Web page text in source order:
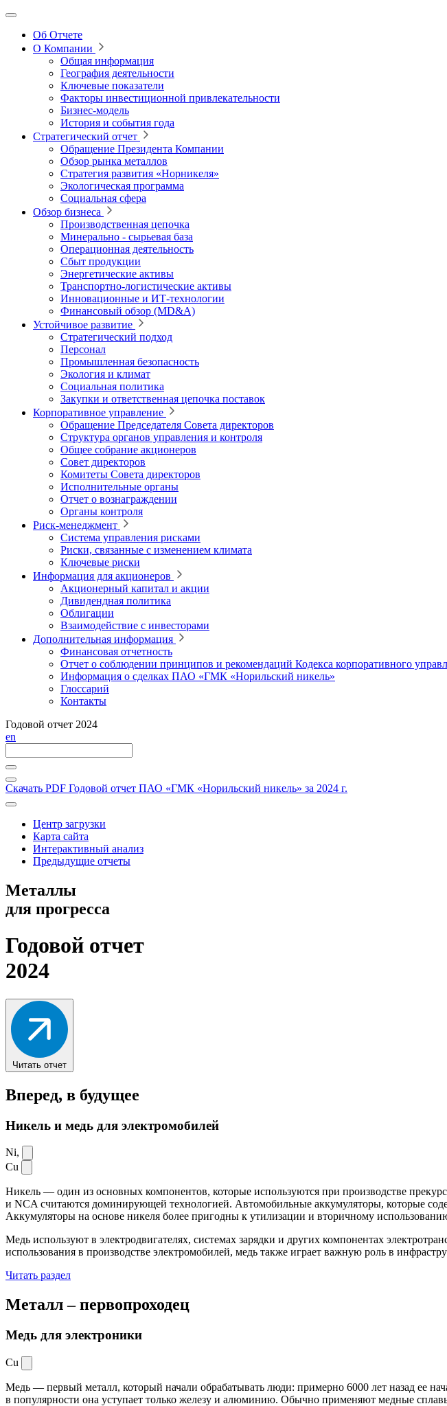
Об Отчете
О Компании
Общая информация
География деятельности
Ключевые показатели
Факторы инвестиционной привлекательности
Бизнес-модель
История и события года
Стратегический отчет
Обращение Президента Компании
Обзор рынка металлов
Стратегия развития «Норникеля»
Экологическая программа
Социальная сфера
Обзор бизнеса
Производственная цепочка
Минерально ‑ сырьевая база
Операционная деятельность
Сбыт продукции
Энергетические активы
Транспортно-логистические активы
Инновационные и ИТ‑технологии
Финансовый обзор (MD&A)
Устойчивое развитие
Стратегический подход
Персонал
Промышленная безопасность
Экология и климат
Социальная политика
Закупки и ответственная цепочка поставок
Корпоративное управление
Обращение Председателя Совета директоров
Структура органов управления и контроля
Общее собрание акционеров
Совет директоров
Комитеты Совета директоров
Исполнительные органы
Отчет о вознаграждении
Органы контроля
Риск-менеджмент
Система управления рисками
Риски, связанные с изменением климата
Ключевые риски
Информация для акционеров
Акционерный капитал и акции
Дивидендная политика
Облигации
Взаимодействие с инвесторами
Дополнительная информация
Финансовая отчетность
Отчет о соблюдении принципов и рекомендаций Кодекса корпоративного
Информация о сделках ПАО «ГМК «Норильский никель»
Глоссарий
Контакты
Годовой отчет 2024
en
Скачать PDF Годовой отчет ПАО «ГМК «Норильский никель» за 2024 г.
Центр загрузки
Карта сайта
Интерактивный анализ
Предыдущие отчеты
Металлы
для прогресса
Годовой отчет
2024
Читать отчет
Вперед, в будущее
Никель и медь для электромобилей
Ni,
Cu
Никель — один из основных компонентов, которые используются при производстве
и NCA считаются доминирующей технологией. Автомобильные аккумуляторы, которые
Аккумуляторы на основе никеля более пригодны к утилизации и вторичному
Медь используют в электродвигателях, системах зарядки и других компонентах
использования в производстве электромобилей, медь также играет важную роль в
Читать раздел
Металл –первопроходец
Медь для электроники
Cu
Медь — первый металл, который начали обрабатывать люди: примерно 6000 лет назад ее
в популярности она уступает только железу и алюминию. Обычно применяют медные